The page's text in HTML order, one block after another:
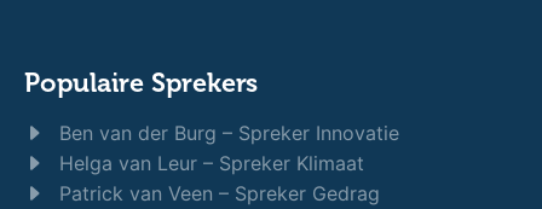
Populaire Sprekers
Ben van der Burg – Spreker Innovatie
Helga van Leur – Spreker Klimaat
Patrick van Veen – Spreker Gedrag